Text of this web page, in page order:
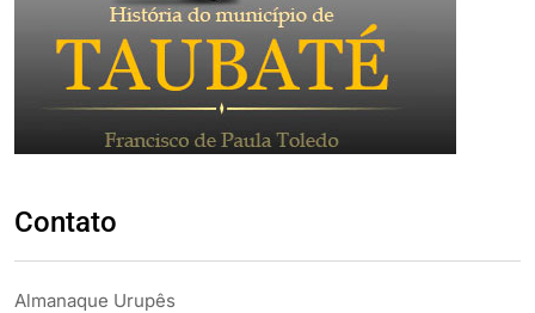
Contato
Almanaque Urupês